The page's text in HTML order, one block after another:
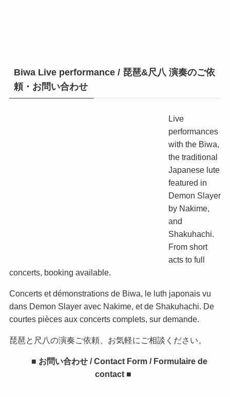
Biwa Live performance / 琵琶&尺八 演奏のご依
頼・お問い合わせ
Live
performances
with the Biwa,
the traditional
Japanese lute
featured in
Demon Slayer
by Nakime,
and
Shakuhachi.
From short
acts to full
concerts, booking available.
Concerts et démonstrations de Biwa, le luth japonais vu
dans Demon Slayer avec Nakime, et de Shakuhachi. De
courtes pièces aux concerts complets, sur demande.
琵琶と尺八の演奏ご依頼、お気軽にご相談ください。
■ お問い合わせ / Contact Form / Formulaire de
contact ■